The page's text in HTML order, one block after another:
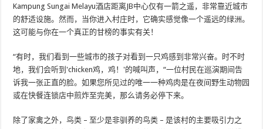
Kampung Sungai Melayu酒店距离JB中心仅有一箭之遥，非常靠近城市
的舒适设施。然而，当你进入村庄时，它确实感觉像一个遥远的绿洲。
这可能与你在一个真正的甘榜的事实有关！
“有时，我们看到一些城市的孩子对看到一只鸡感到非常兴奋。时不时
地，我们会听到'chicken鸡，鸡！'的喊叫声，“一位村民在巡演期间告
诉我一张正直的脸。如果您所见过的唯一一种鸡肉是在夜间野生动物园
或在快餐连锁店中煎炸至完美，那么请务必停下来。
除了家禽之外，鸟类 – 至少是非驯养的鸟类 – 是该村的主要吸引力之